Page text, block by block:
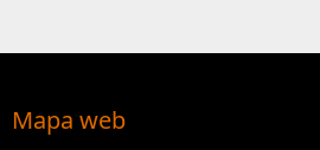
Mapa web